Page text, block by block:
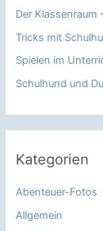
Der Klassenraum
Tricks mit
Spielen im
Schulhund und
Kategorien
Abenteuer-Fotos
Allgemein